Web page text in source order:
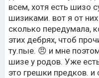
всем, хотя есть шизо
шизиками. вот я от
сколько передумала,
этих дебрях, чтоб
ту.пые. 😠 и мне
шизе у родов. Уже
это грешки предков.